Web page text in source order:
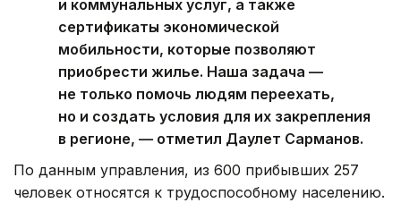
и коммунальных услуг, а также
сертификаты экономической
мобильности, которые позволяют
приобрести жилье. Наша задача —
не только помочь людям переехать,
но и создать условия для их закрепления
в регионе, — отметил Даулет Сарманов.
По данным управления, из 600 прибывших 257
человек относятся к трудоспособному населению.